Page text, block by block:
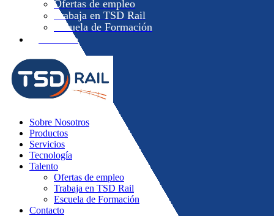
Ofertas de empleo
Trabaja en TSD Rail
Escuela de Formación
Contacto
Sobre Nosotros
Productos
Servicios
Tecnología
Talento
Ofertas de empleo
Trabaja en TSD Rail
Escuela de Formación
Contacto